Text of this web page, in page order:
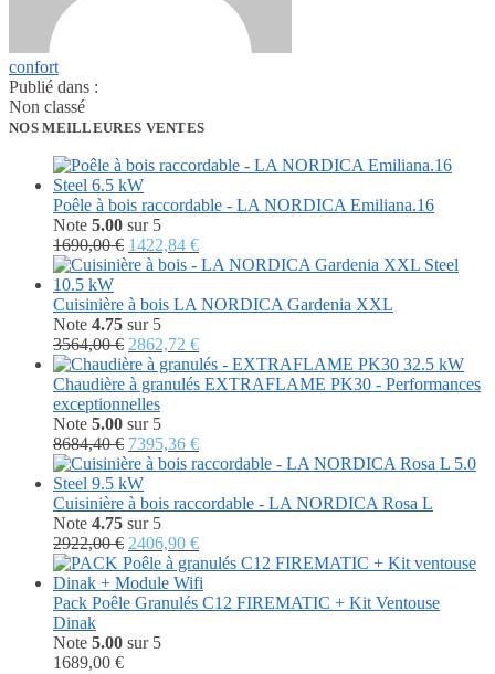
confort
Publié dans :
Non classé
NOS MEILLEURES VENTES
Poêle à bois raccordable - LA NORDICA Emiliana.16
Note 5.00 sur 5
1690,00€ Le
prix
était :
1690,00 €.
1422,84 €Le
prix
est :
Cuisinière à bois LA NORDICA Gardenia XXL
Note 4.75 sur 5
3564,00€ Le
prix
initial
était :
3564,00 €.
2862,72 €Le
prix
actuel
Chaudière à granulés EXTRAFLAME PK30 - Performances
exceptionnelles
Note 5.00 sur 5
8684,40€ Le
prix
initial
était :
8684,40 €.
7395,36 €Le
prix
est :
Cuisinière à bois raccordable - LA NORDICA Rosa L
Note 4.75 sur 5
2922,00€ Le
prix
initial
était :
2406,90 €Le
prix
actuel
est :
Pack Poêle Granulés C12 FIREMATIC + Kit Ventouse
Dinak
Note 5.00 sur 5
1689,00 €